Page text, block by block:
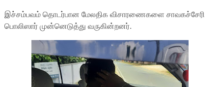
இச்சம்பவம் தொடர்பான மேலதிக விசாரணைகளை சாவகச்சேரி
பொலிஸார் முன்னெடுத்து வருகின்றனர்.